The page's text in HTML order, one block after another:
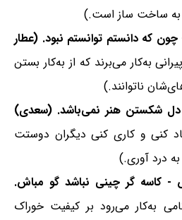
به ساخت ساز است.)
که دانستم توانستم نبود. (عطار
به‌کار می‌برند که از به‌کار بستن
ناتوانند.)
دل شکستن هنر نمی‌باشد. (سعدی)
کنی و کاری کنی دیگران دوستت
به درد آوری.)
- کاسه گر چینی نباشد گو مباش.
به‌کار می‌رود بر کیفیت خوراک